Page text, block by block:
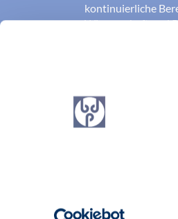
kontinuierliche
Wissenschaft und
Wir erschließen
Erkenntnisse der
umgesetzt
Psychologinnen
vertreten eigene
Berufsverband
Impressum